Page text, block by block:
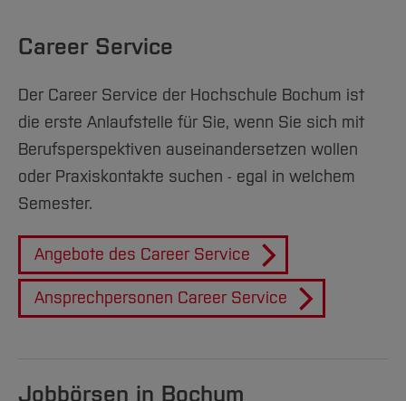
International
Service
Studieninteressierte
Studium
Forschung und Entwicklung
Team
Service
Notfall-Infos
Gleichstellung
Vertretungen
Hochschulkommunikation
qed-Stiftung
Zentrale Studienberatung
Career Service
Der Career Service der Hochschule Bochum ist
die erste Anlaufstelle für Sie, wenn Sie sich mit
Berufsperspektiven auseinandersetzen wollen
oder Praxiskontakte suchen - egal in welchem
Semester.
Angebote des Career Service
Ansprechpersonen Career Service
Jobbörsen in Bochum